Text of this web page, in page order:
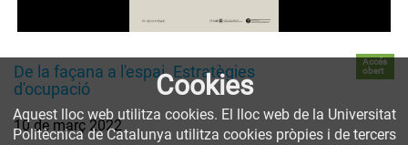
De la façana a l'espai. Estratègies
d'ocupació
Accés
obert
10 de març 2022
Cookies
Aquest lloc web utilitza cookies. El lloc web de la Universitat
Politècnica de Catalunya utilitza cookies pròpies i de tercers